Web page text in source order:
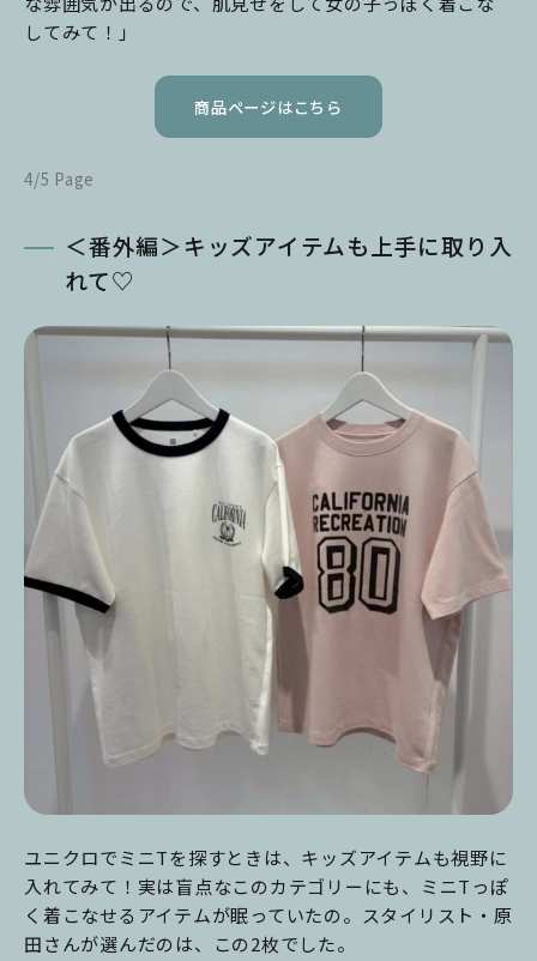
してみて！」
商品ページはこちら
4/5 Page
＜番外編＞キッズアイテムも上手に取り入
れて♡
ユニクロでミニTを探すときは、キッズアイテムも視野に
入れてみて！実は盲点なこのカテゴリーにも、ミニTっぽ
く着こなせるアイテムが眠っていたの。スタイリスト・原
田さんが選んだのは、この2枚でした。